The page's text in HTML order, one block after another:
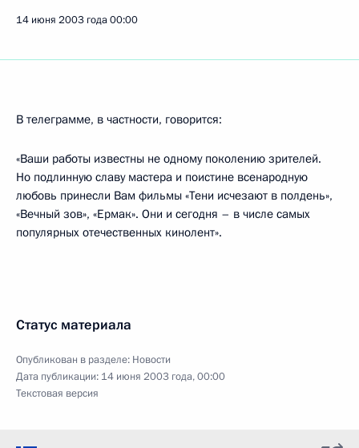
14 июня 2003 года00:00
В телеграмме, в частности, говорится:
«Ваши работы известны не одному поколению зрителей.
Но подлинную славу мастера и поистине всенародную
любовь принесли Вам фильмы «Тени исчезают в полдень»,
«Вечный зов», «Ермак». Они и сегодня – в числе самых
популярных отечественных кинолент».
Статус материала
Опубликован в разделе: Новости
Дата публикации: 14 июня 2003 года, 00:00
Текстовая версия